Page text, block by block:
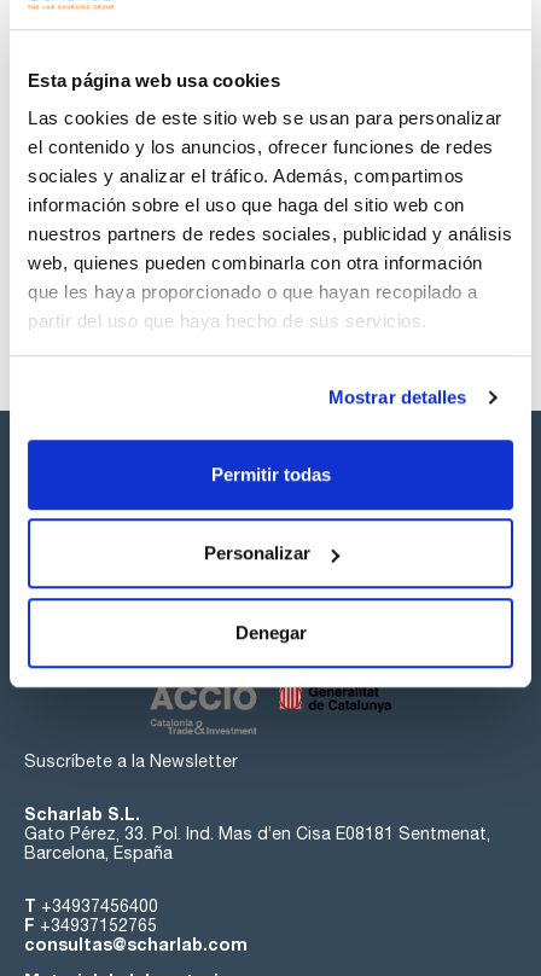
Esta página web usa cookies
Las cookies de este sitio web se usan para personalizar
el contenido y los anuncios, ofrecer funciones de redes
sociales y analizar el tráfico. Además, compartimos
información sobre el uso que haga del sitio web con
nuestros partners de redes sociales, publicidad y análisis
web, quienes pueden combinarla con otra información
que les haya proporcionado o que hayan recopilado a
partir del uso que haya hecho de sus servicios.
Mostrar detalles
Permitir todas
Personalizar
Denegar
Regístrate para
Regístrate para
descargas
productos marca Scharlau habitualmente en stock,
listos para una entrega inmediata.
Suscríbete a la Newsletter
Scharlab S.L.
Gato Pérez, 33. Pol. Ind. Mas d’en Cisa E08181 Sentmenat,
Barcelona, España
T +34937456400
F +34937152765
consultas@scharlab.com